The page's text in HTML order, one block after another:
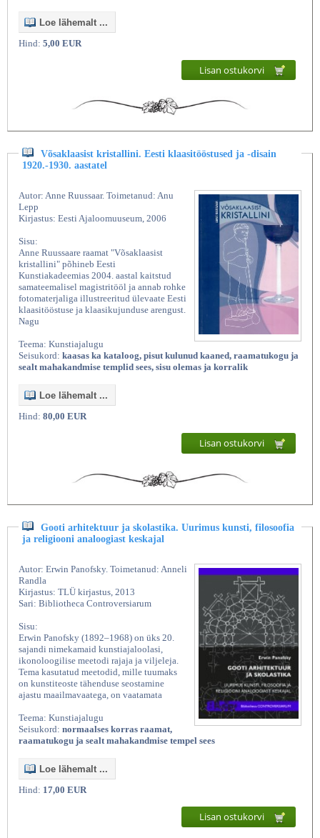
Loe lähemalt ...
Hind: 5,00 EUR
Lisan ostukorvi
Võsaklaasist kristallini. Eesti klaasitööstused ja -disain
1920.-1930. aastatel
Autor: Anne Ruussaar. Toimetanud: Anu
Lepp
Kirjastus: Eesti Ajaloomuuseum, 2006
Sisu:
Anne Ruussaare raamat "Võsaklaasist
kristallini" põhineb Eesti
Kunstiakadeemias 2004. aastal kaitstud
samateemalisel magistritööl ja annab rohke
fotomaterjaliga illustreeritud ülevaate Eesti
klaasitööstuse ja klaasikujunduse arengust.
Nagu
Teema: Kunstiajalugu
Seisukord: kaasas ka kataloog, pisut kulunud kaaned, raamatukogu ja
sealt mahakandmise templid sees, sisu olemas ja korralik
Loe lähemalt ...
Hind: 80,00 EUR
Lisan ostukorvi
Gooti arhitektuur ja skolastika. Uurimus kunsti, filosoofia
ja religiooni analoogiast keskajal
Autor: Erwin Panofsky. Toimetanud: Anneli
Randla
Kirjastus: TLÜ kirjastus, 2013
Sari: Bibliotheca Controversiarum
Sisu:
Erwin Panofsky (1892–1968) on üks 20.
sajandi nimekamaid kunstiajaloolasi,
ikonoloogilise meetodi rajaja ja viljeleja.
Tema kasutatud meetodid, mille tuumaks
on kunstiteoste tähenduse seostamine
ajastu maailmavaatega, on vaatamata
Teema: Kunstiajalugu
Seisukord: normaalses korras raamat,
raamatukogu ja sealt mahakandmise tempel sees
Loe lähemalt ...
Hind: 17,00 EUR
Lisan ostukorvi